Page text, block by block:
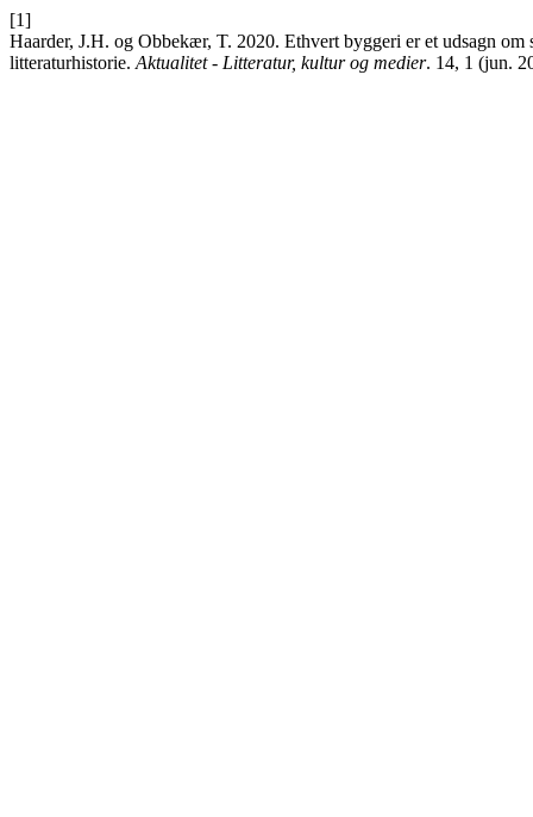
[1]
Haarder, J.H. og Obbekær, T. 2020. Ethvert byggeri er et udsagn
litteraturhistorie. Aktualitet - Litteratur, kultur og medier. 14, 1 (jun.